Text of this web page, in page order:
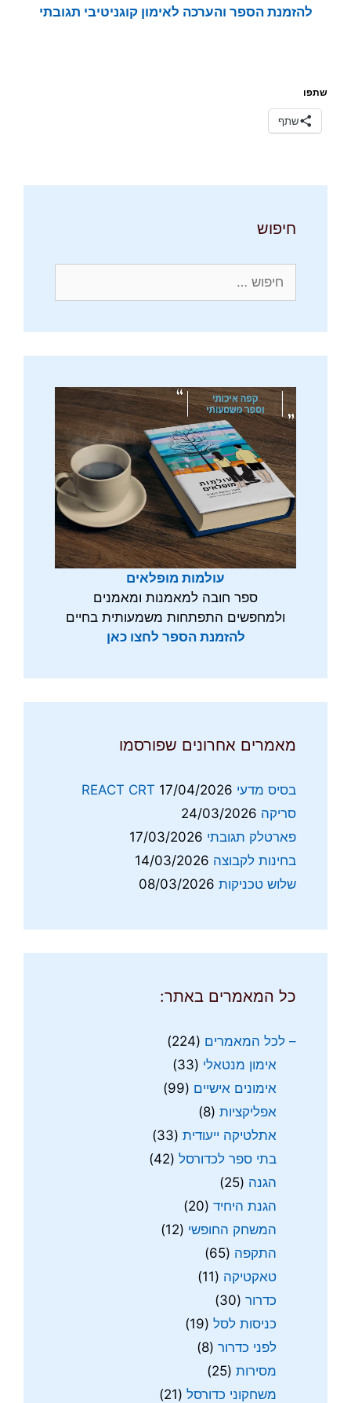
להזמנת הספר והערכה לאימון קוגניטיבי תגובתי
שתפו
שתף
חיפוש
עולמות מופלאים
ספר חובה למאמנות ומאמנים
ולמחפשים התפתחות משמעותית בחיים
להזמנת הספר לחצו כאן
מאמרים אחרונים שפורסמו
בסיס מדעי REACT CRT 17/04/2026
סריקה 24/03/2026
פארטלק תגובתי 17/03/2026
בחינות לקבוצה 14/03/2026
שלוש טכניקות 08/03/2026
כל המאמרים באתר:
– לכל המאמרים (224)
אימון מנטאלי (33)
אימונים אישיים (99)
אפליקציות (8)
אתלטיקה ייעודית (33)
בתי ספר לכדורסל (42)
הגנה (25)
הגנת היחיד (20)
המשחק החופשי (12)
התקפה (65)
טאקטיקה (11)
כדרור (30)
כניסות לסל (19)
לפני כדרור (8)
מסירות (25)
משחקוני כדורסל (21)